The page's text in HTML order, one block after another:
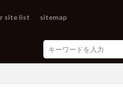
site list sitemap